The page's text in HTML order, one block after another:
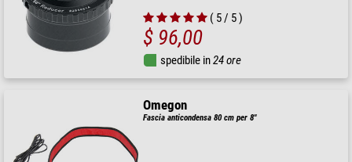
( 5 / 5 )
$ 96,00
spedibile in24 ore
Omegon
Fascia anticondensa 80 cm per 8"